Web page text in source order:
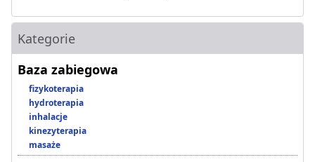
Kategorie
Baza zabiegowa
fizykoterapia
hydroterapia
inhalacje
kinezyterapia
masaże